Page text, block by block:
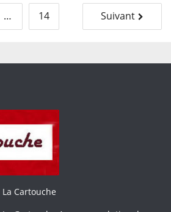
… 14 Suivant
Cartouche